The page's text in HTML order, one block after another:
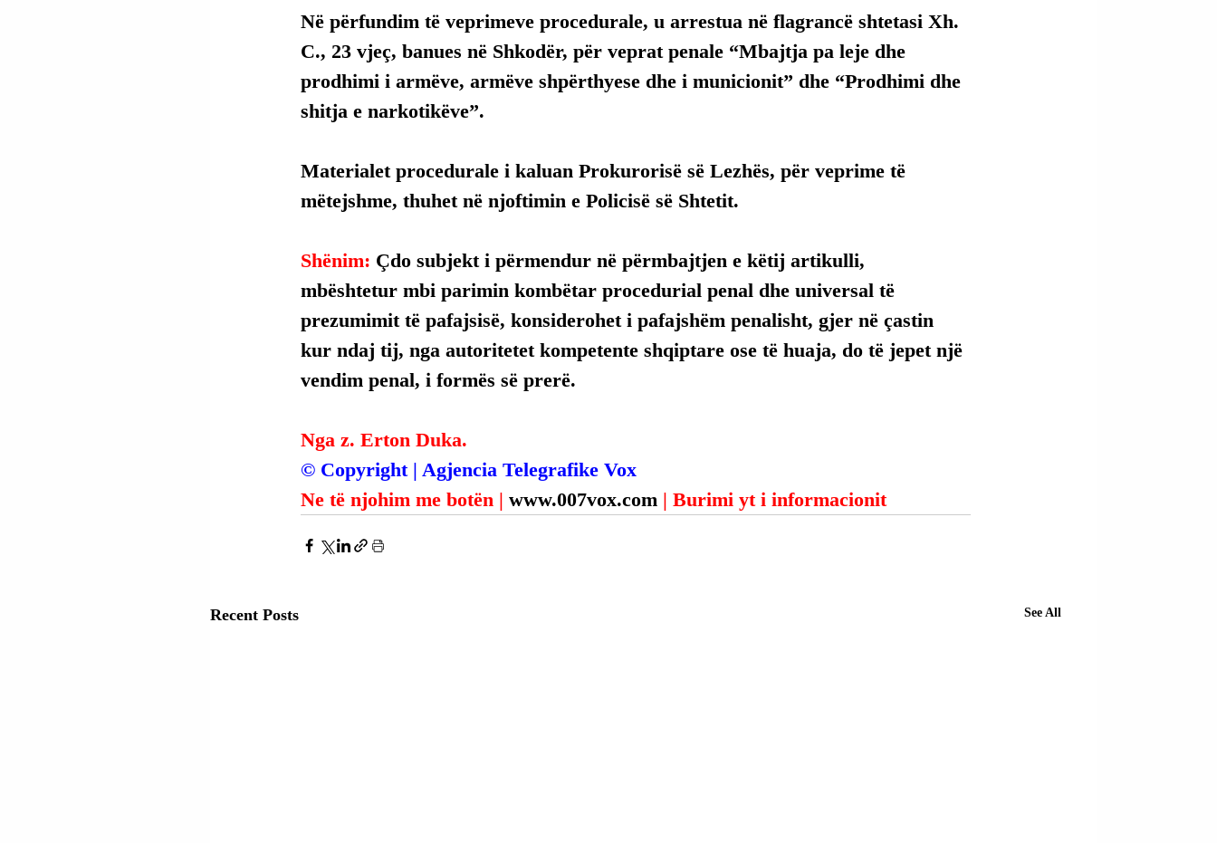
Në përfundim të veprimeve procedurale, u arrestua në flagrancë shtetasi Xh.
C., 23 vjeç, banues në Shkodër, për veprat penale “Mbajtja pa leje dhe
prodhimi i armëve, armëve shpërthyese dhe i municionit” dhe “Prodhimi dhe
shitja e narkotikëve”.
Materialet procedurale i kaluan Prokurorisë së Lezhës, për veprime të
mëtejshme, thuhet në njoftimin e Policisë së Shtetit.
Shënim: Çdo subjekt i përmendur në përmbajtjen e këtij artikulli,
mbështetur mbi parimin kombëtar procedurial penal dhe universal të
prezumimit të pafajsisë, konsiderohet i pafajshëm penalisht, gjer në çastin
kur ndaj tij, nga autoritetet kompetente shqiptare ose të huaja, do të jepet një
vendim penal, i formës së prerë.
Nga z. Erton Duka.
© Copyright | Agjencia Telegrafike Vox
Ne të njohim me botën | www.007vox.com | Burimi yt i informacionit
Recent Posts See All